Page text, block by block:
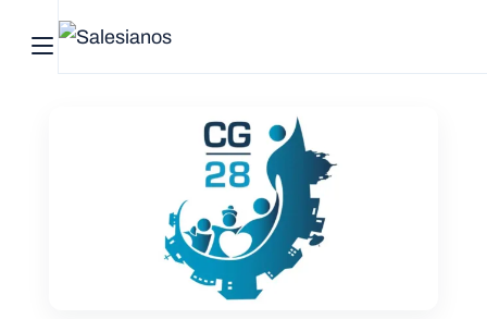
Abrir menu principal
Quem
somos